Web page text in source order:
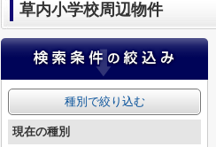
草内小学校周辺物件
種別で絞り込む
現在の種別